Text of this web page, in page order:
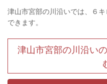
津山市宮部の川沿いでは、６
できます。
津山市宮部の川沿い